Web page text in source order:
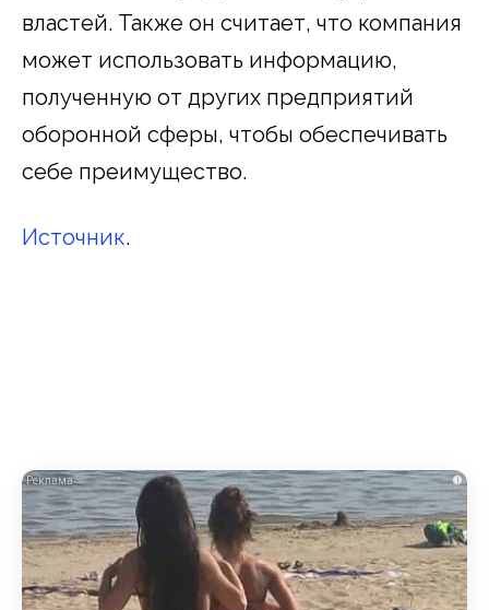
властей. Также он считает, что компания
может использовать информацию,
полученную от других предприятий
оборонной сферы, чтобы обеспечивать
себе преимущество.
Источник.
i